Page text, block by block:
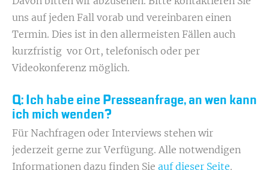
uns auf jeden Fall vorab und vereinbaren einen
Termin. Dies ist in den allermeisten Fällen auch
kurzfristig vor Ort, telefonisch oder per
Videokonferenz möglich.
Q: Ich habe eine Presseanfrage, an wen kann
ich mich wenden?
Für Nachfragen oder Interviews stehen wir
jederzeit gerne zur Verfügung. Alle notwendigen
Informationen dazu finden Sie auf dieser Seite.